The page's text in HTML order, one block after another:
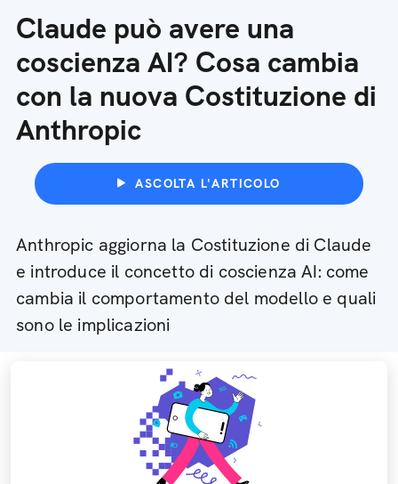
Claude può avere una
coscienza AI? Cosa cambia
con la nuova Costituzione di
Anthropic
ASCOLTA L'ARTICOLO
Anthropic aggiorna la Costituzione di Claude
e introduce il concetto di coscienza AI: come
cambia il comportamento del modello e quali
sono le implicazioni